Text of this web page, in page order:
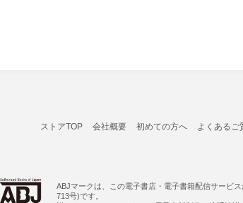
ストアTOP 会社概要 初めての方へ よくあるご
ABJマークは、この電子書店・電子書籍配信サービ
713号)です。